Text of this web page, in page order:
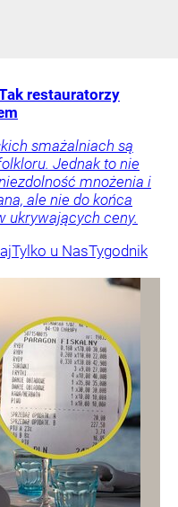
restauratorzy
smażalniach są
Jednak to nie
mnożenia i
ale nie do końca
ukrywających ceny.
Tylko u NasTygodnik